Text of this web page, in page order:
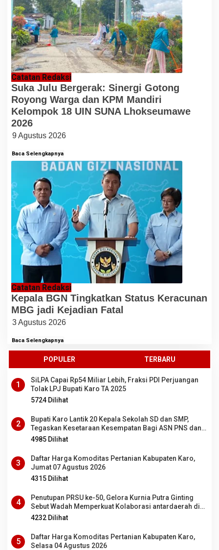
Catatan Redaksi
Suka Julu Bergerak: Sinergi Gotong
Royong Warga dan KPM Mandiri
Kelompok 18 UIN SUNA Lhokseumawe
2026
9 Agustus 2026
Baca Selengkapnya
Catatan Redaksi
Kepala BGN Tingkatkan Status Keracunan
MBG jadi Kejadian Fatal
3 Agustus 2026
Baca Selengkapnya
POPULER TERBARU
1
SiLPA Capai Rp54 Miliar Lebih, Fraksi PDI Perjuangan
Tolak LPJ Bupati Karo TA 2025
5724 Dilihat
2
Bupati Karo Lantik 20 Kepala Sekolah SD dan SMP,
Tegaskan Kesetaraan Kesempatan Bagi ASN PNS dan
PPPK
4985 Dilihat
3
Daftar Harga Komoditas Pertanian Kabupaten Karo,
Jumat 07 Agustus 2026
4315 Dilihat
4
Penutupan PRSU ke-50, Gelora Kurnia Putra Ginting
Sebut Wadah Memperkuat Kolaborasi antardaerah di
Sumut
4232 Dilihat
5
Daftar Harga Komoditas Pertanian Kabupaten Karo,
Selasa 04 Agustus 2026